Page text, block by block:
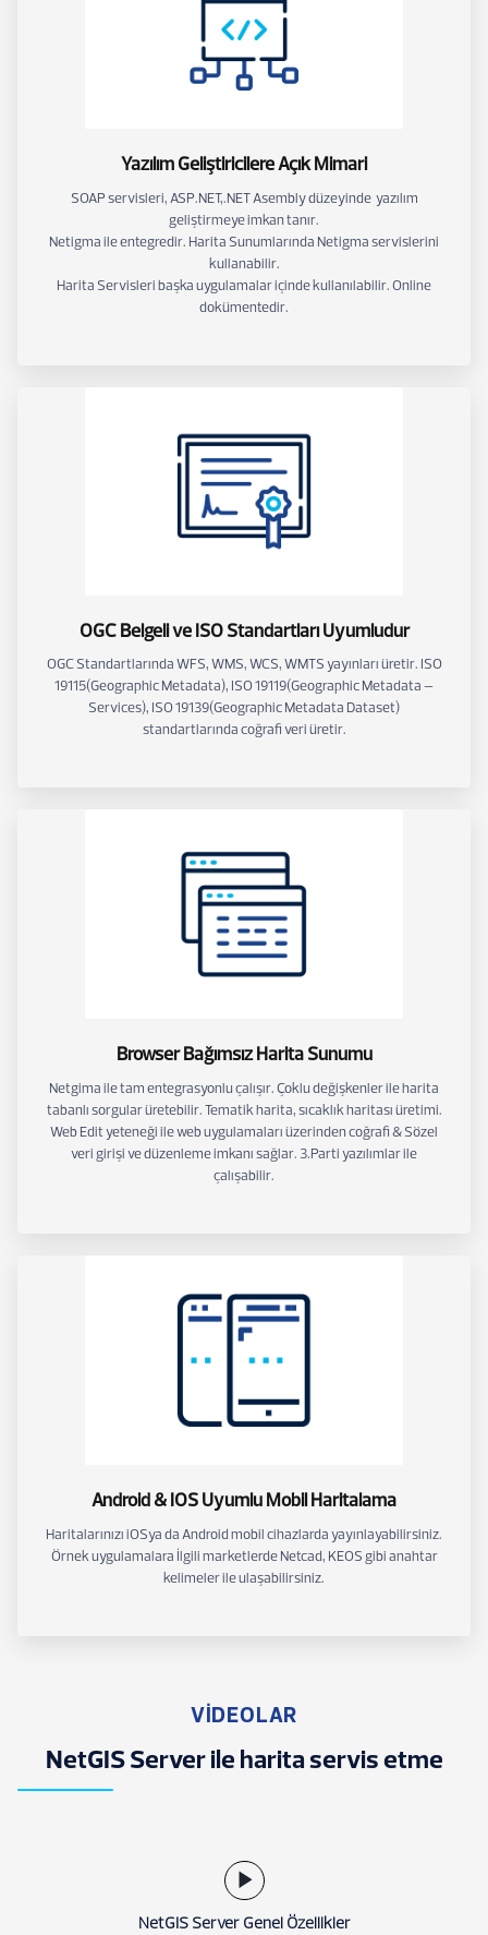
Yazılım Geliştiricilere Açık Mimari
SOAP servisleri, ASP.NET,.NET Asembly düzeyinde yazılım
geliştirmeye imkan tanır.
Netigma ile entegredir. Harita Sunumlarında Netigma servislerini
kullanabilir.
Harita Servisleri başka uygulamalar içinde kullanılabilir. Online
dokümentedir.
OGC Belgeli ve ISO Standartları Uyumludur
OGC Standartlarında WFS, WMS, WCS, WMTS yayınları üretir. ISO
19115(Geographic Metadata), ISO 19119(Geographic Metadata –
Services), ISO 19139(Geographic Metadata Dataset)
standartlarında coğrafi veri üretir.
Browser Bağımsız Harita Sunumu
Netgima ile tam entegrasyonlu çalışır. Çoklu değişkenler ile harita
tabanlı sorgular üretebilir. Tematik harita, sıcaklık haritası üretimi.
Web Edit yeteneği ile web uygulamaları üzerinden coğrafi & Sözel
veri girişi ve düzenleme imkanı sağlar. 3.Parti yazılımlar ile
çalışabilir.
Android & IOS Uyumlu Mobil Haritalama
Haritalarınızı iOSya da Android mobil cihazlarda yayınlayabilirsiniz.
Örnek uygulamalara İlgili marketlerde Netcad, KEOS gibi anahtar
kelimeler ile ulaşabilirsiniz.
VİDEOLAR
NetGIS Server ile harita servis etme
NetGIS Server Genel Özellikler